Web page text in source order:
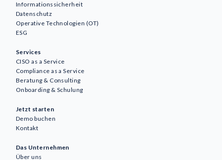
Awareness
Geschäftskontinuität und
GRC
Informationssicherheit
Datenschutz
Operative Technologien (OT)
ESG
Services
CISO as a Service
Compliance as a Service
Beratung & Consulting
Onboarding & Schulung
Jetzt starten
Demo buchen
Kontakt
Das Unternehmen
Über uns